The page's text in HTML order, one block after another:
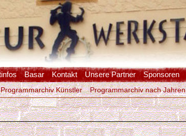
Basar Kontakt Unsere Partner Sponsoren
Programmarchiv Künstler Programmarchiv nach Jahren